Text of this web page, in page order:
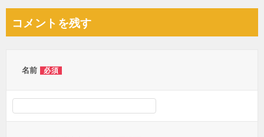
コメントを残す
名前 必須